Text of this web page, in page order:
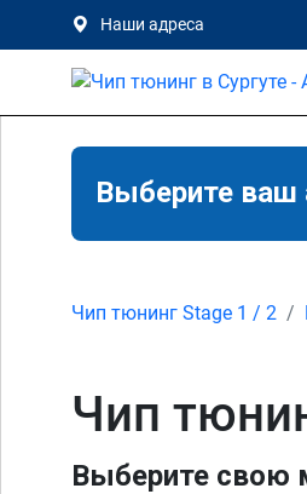
Наши адреса
Выберите ваш
Чип тюнинг Stage 1 / 2
Чип
Выберите свою